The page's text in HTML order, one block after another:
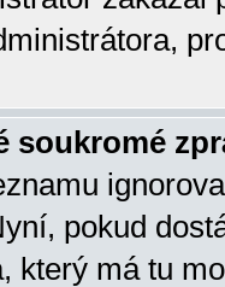
soukromé
pokud
který má tu